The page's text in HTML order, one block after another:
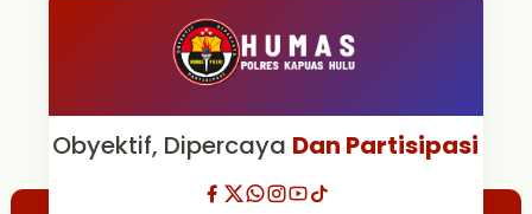
Obyektif, Dipercaya Dan Partisipasi